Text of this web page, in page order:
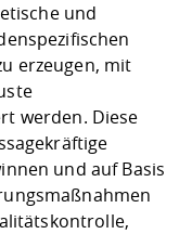
und
erzeugen, mit
werden. Diese
und auf Basis